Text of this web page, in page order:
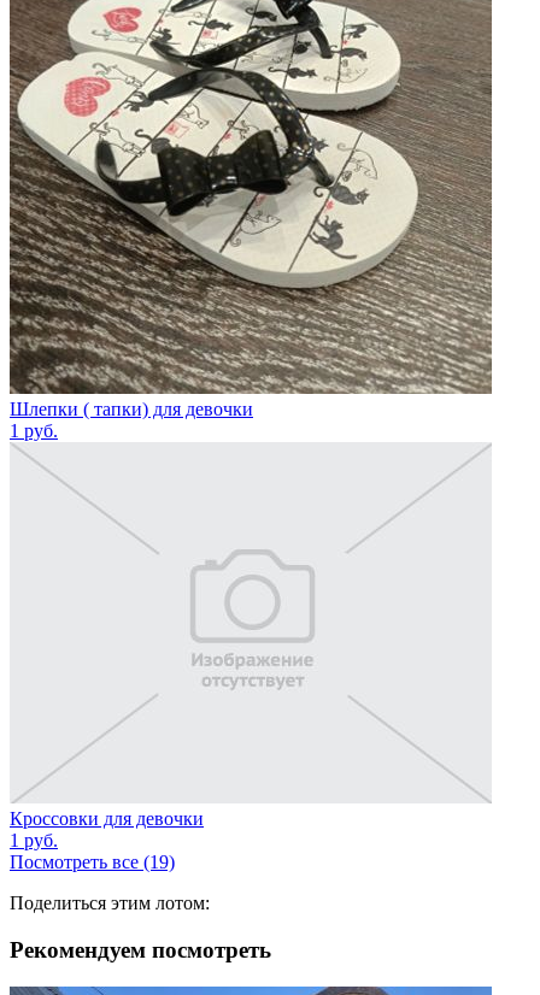
Шлепки ( тапки) для девочки
1 руб.
Кроссовки для девочки
1 руб.
Посмотреть все (19)
Поделиться этим лотом:
Рекомендуем посмотреть